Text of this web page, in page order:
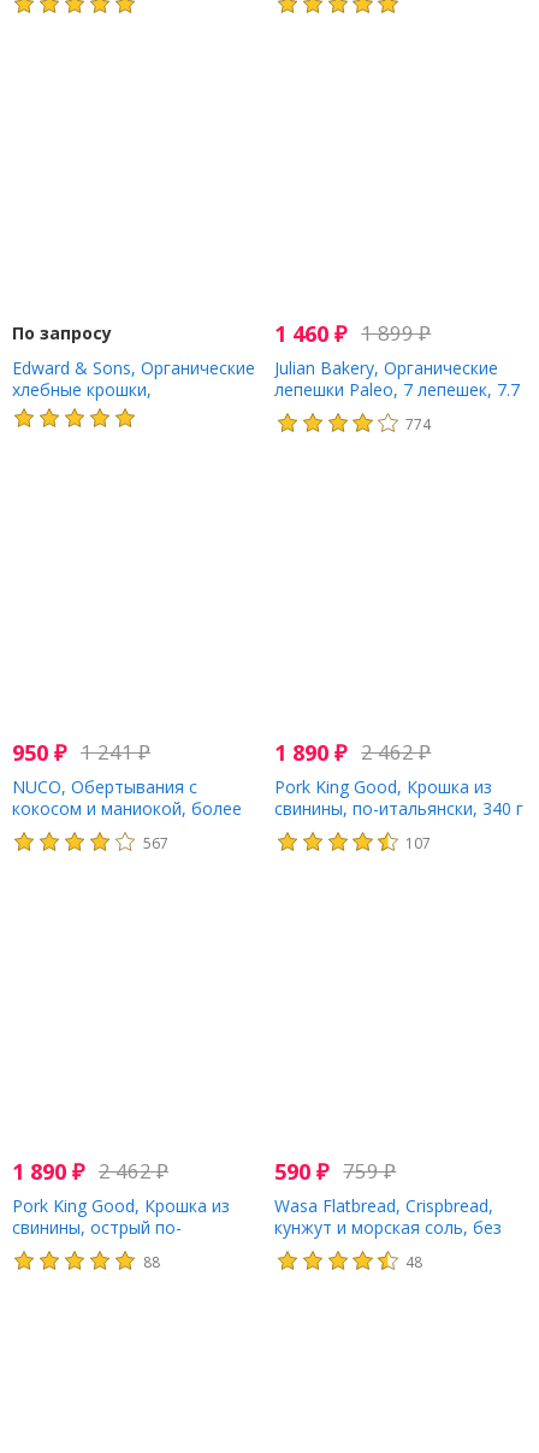
оберток, 40 г (1,4 унции)
По запросу
Edward & Sons, Органические
хлебные крошки,
слабосоленые, 425 г (15
унций)
1 460₽ 1 899₽
Julian Bakery, Органические
лепешки Paleo, 7 лепешек, 7.7
унций (224 г)
774
950 ₽ 1 241₽
NUCO, Обертывания с
кокосом и маниокой, более
мягкий кокос, 5 штук, 1,94
унции (55 г)
567
1 890₽ 2 462₽
Pork King Good, Крошка из
свинины, по-итальянски, 340 г
(12 унций)
107
1 890 ₽ 2 462₽
Pork King Good, Крошка из
свинины, острый по-
каджунски, 340 г (12 унций)
88
590₽ 759₽
Wasa Flatbread, Crispbread,
кунжут и морская соль, без
глютена, 175 г (6,1 унции)
48